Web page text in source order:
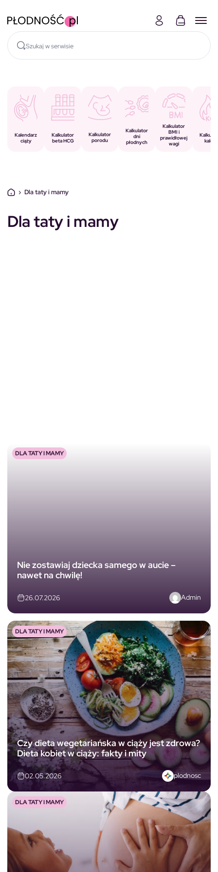
Kalendarz
ciąży
Kalkulator
beta HCG
Kalkulator
porodu
Kalkulator
dni
płodnych
Kalkulator
BMI i
prawidłowej
wagi
kalorii
› Dla taty i mamy
Dla taty i mamy
Nie zostawiaj dziecka samego w aucie –
nawet na chwilę!
26.07.2026 Admin
DLA TATY I MAMY
Czy dieta wegetariańska w ciąży jest zdrowa?
Dieta kobiet w ciąży: fakty i mity
02.05.2026 plodnosc
DLA TATY I MAMY
DLA TATY I MAMY